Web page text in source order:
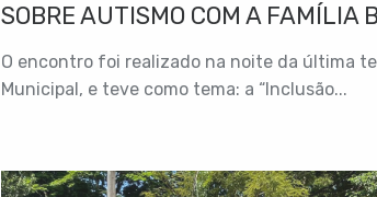
SOBRE AUTISMO COM A FAMÍLIA
O encontro foi realizado na noite da última
Municipal, e teve como tema: a “Inclusão...